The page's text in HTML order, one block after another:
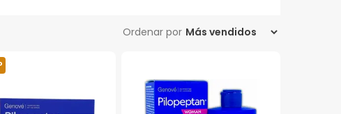
Ordenar por